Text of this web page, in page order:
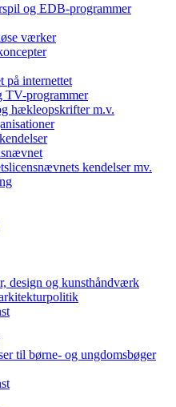
og EDB-programmer
værker
på internettet
TV-programmer
hækleopskrifter m.v.
kendelser mv.
design og kunsthåndværk
til børne- og ungdomsbøger